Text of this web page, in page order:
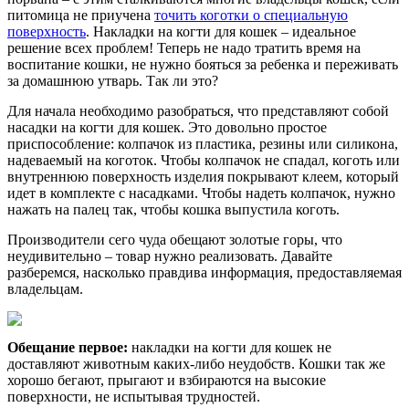
питомица не приучена точить коготки о специальную
поверхность. Накладки на когти для кошек – идеальное
решение всех проблем! Теперь не надо тратить время на
воспитание кошки, не нужно бояться за ребенка и переживать
за домашнюю утварь. Так ли это?
Для начала необходимо разобраться, что представляют собой
насадки на когти для кошек. Это довольно простое
приспособление: колпачок из пластика, резины или силикона,
надеваемый на коготок. Чтобы колпачок не спадал, коготь или
внутреннюю поверхность изделия покрывают клеем, который
идет в комплекте с насадками. Чтобы надеть колпачок, нужно
нажать на палец так, чтобы кошка выпустила коготь.
Производители сего чуда обещают золотые горы, что
неудивительно – товар нужно реализовать. Давайте
разберемся, насколько правдива информация, предоставляемая
владельцам.
Обещание первое: накладки на когти для кошек не
доставляют животным каких-либо неудобств. Кошки так же
хорошо бегают, прыгают и взбираются на высокие
поверхности, не испытывая трудностей.